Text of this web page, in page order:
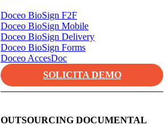
Doceo BioSign F2F
Doceo BioSign Mobile
Doceo BioSign Delivery
Doceo BioSign Forms
Doceo AccesDoc
SOLICITA DEMO
OUTSOURCING DOCUMENTAL